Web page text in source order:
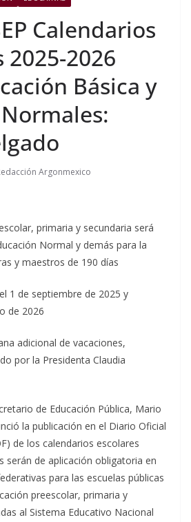
Calendarios
2025-2026
Básica y
Argonmexico
primaria y secundaria será
Normal y demás para la
y maestros de 190 días
1 de septiembre de 2025 y
de 2026
adicional de vacaciones,
por la Presidenta Claudia
de Educación Pública, Mario
la publicación en el Diario Oficial
de los calendarios escolares
serán de aplicación obligatoria en
para las escuelas públicas
preescolar, primaria y
al Sistema Educativo Nacional